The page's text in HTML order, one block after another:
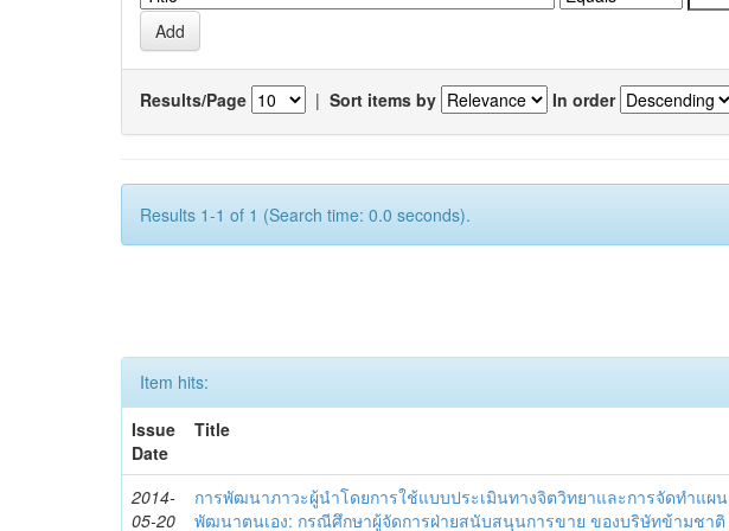
Results/Page | Sort items by In order
Results 1-1 of 1 (Search time: 0.0 seconds).
Item hits:
Issue
Date
Title
2014-
05-20
การพัฒนาภาวะผู้นำโดยการใช้แบบประเมินทางจิตวิทยาและการจัดทำแผน
พัฒนาตนเอง: กรณีศึกษาผู้จัดการฝ่ายสนับสนุนการขาย ของบริษัทข้ามชาติ